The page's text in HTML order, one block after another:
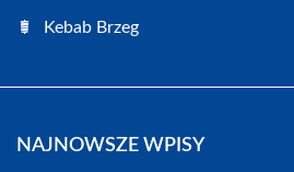
Kebab Brzeg
NAJNOWSZE WPISY